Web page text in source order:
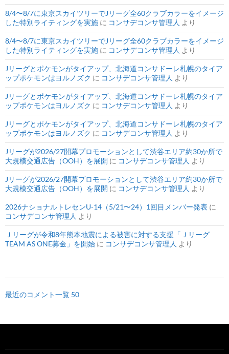
8/4〜8/7に東京スカイツリーでJリーグ全60クラブカラーをイメージ
した特別ライティングを実施 に コンサデコンサ管理人 より
8/4〜8/7に東京スカイツリーでJリーグ全60クラブカラーをイメージ
した特別ライティングを実施 に コンサデコンサ管理人 より
Jリーグとポケモンがタイアップ、北海道コンサドーレ札幌のタイア
ップポケモンはヨルノズク に コンサデコンサ管理人 より
Jリーグとポケモンがタイアップ、北海道コンサドーレ札幌のタイア
ップポケモンはヨルノズク に コンサデコンサ管理人 より
Jリーグとポケモンがタイアップ、北海道コンサドーレ札幌のタイア
ップポケモンはヨルノズク に コンサデコンサ管理人 より
Jリーグが2026/27開幕プロモーションとして渋谷エリア約30か所で
大規模交通広告（OOH）を展開 に コンサデコンサ管理人 より
Jリーグが2026/27開幕プロモーションとして渋谷エリア約30か所で
大規模交通広告（OOH）を展開 に コンサデコンサ管理人 より
2026ナショナルトレセンU-14（5/21〜24）1回目メンバー発表 に
コンサデコンサ管理人 より
Ｊリーグが令和8年熊本地震による被害に対する支援「Ｊリーグ
TEAM AS ONE募金」を開始 に コンサデコンサ管理人 より
最近のコメント一覧 50